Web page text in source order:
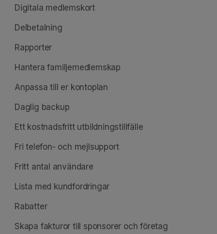
Digitala medlemskort
Delbetalning
Rapporter
Hantera familjemedlemskap
Anpassa till er kontoplan
Daglig backup
Ett kostnadsfritt utbildningstillfälle
Fri telefon- och mejlsupport
Fritt antal användare
Lista med kundfordringar
Rabatter
Skapa fakturor till sponsorer och företag